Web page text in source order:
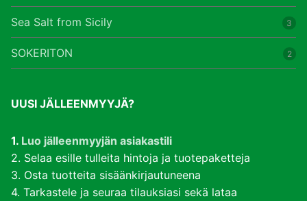
Sea Salt from Sicily 3
SOKERITON 2
UUSI JÄLLEENMYYJÄ?
1. Luo jälleenmyyjän asiakastili
2. Selaa esille tulleita hintoja ja tuotepaketteja
3. Osta tuotteita sisäänkirjautuneena
4. Tarkastele ja seuraa tilauksiasi sekä lataa